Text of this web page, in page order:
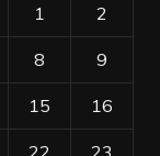
1 2
8 9
15 16